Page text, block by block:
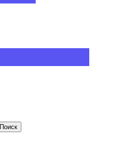
Поиск